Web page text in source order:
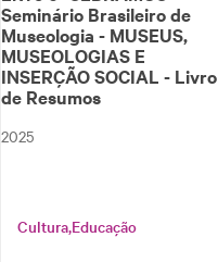
Seminário Brasileiro de
Museologia - MUSEUS,
MUSEOLOGIAS E
INSERÇÃO SOCIAL - Livro
de Resumos
2025
Cultura Educação